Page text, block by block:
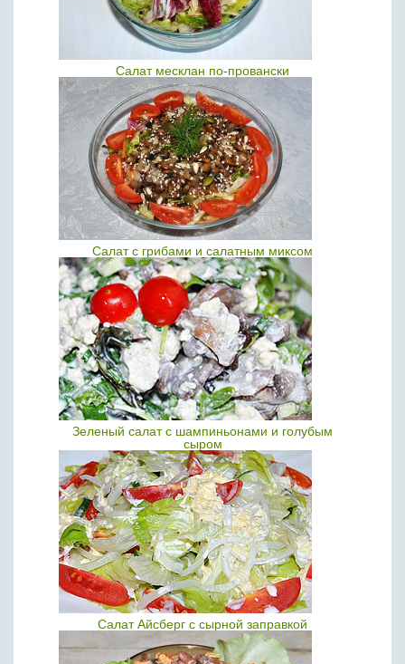
Салат месклан по-провански
Салат с грибами и салатным миксом
Зеленый салат с шампиньонами и голубым
сыром
Салат Айсберг с сырной заправкой